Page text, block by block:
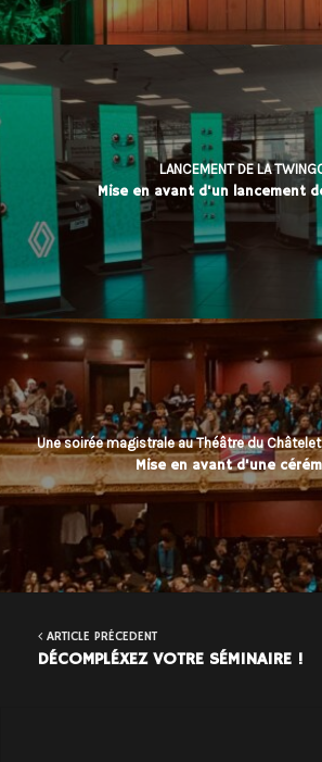
LANCEMENT DE LA
Mise en avant d'un lancement
Une soirée magistrale au Théâtre du Châtelet
Mise en avant d'une
ARTICLE PRÉCEDENT
DÉCOMPLÉXEZ VOTRE SÉMINAIRE !